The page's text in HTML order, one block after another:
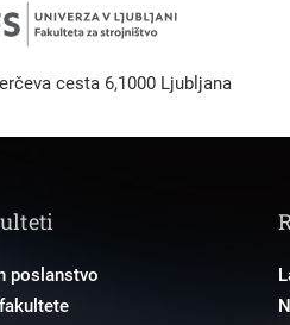
cesta 6,1000 Ljubljana
poslanstvo